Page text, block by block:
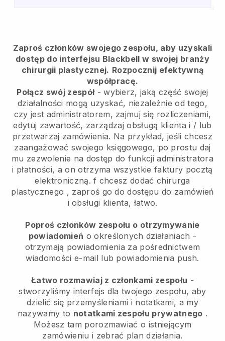
Zaproś członków swojego zespołu, aby uzyskali
dostęp do interfejsu Blackbell w swojej branży
chirurgii plastycznej. Rozpocznij efektywną
współpracę.
Połącz swój zespół- wybierz, jaką część swojej
działalności mogą uzyskać, niezależnie od tego,
czy jest administratorem, zajmuj się rozliczeniami,
edytuj zawartość, zarządzaj obsługą klienta i / lub
przetwarzaj zamówienia. Na przykład, jeśli chcesz
zaangażować swojego księgowego, po prostu daj
mu zezwolenie na dostęp do funkcji administratora
i płatności, a on otrzyma wszystkie faktury pocztą
elektroniczną.f chcesz dodać chirurga
plastycznego , zaproś go do dostępu do zamówień
i obsługi klienta, łatwo.
Poproś członków zespołu o otrzymywanie
powiadomień o określonych działaniach -
otrzymają powiadomienia za pośrednictwem
wiadomości e-mail lub powiadomienia push.
Łatwo rozmawiaj z członkami zespołu -
stworzyliśmy interfejs dla twojego zespołu, aby
dzielić się przemyśleniami i notatkami, a my
nazywamy to notatkami zespołu prywatnego .
Możesz tam porozmawiać o istniejącym
zamówieniu i zebrać plan działania.